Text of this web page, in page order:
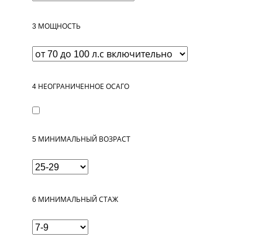
3 МОЩНОСТЬ
4 НЕОГРАНИЧЕННОЕ ОСАГО
5 МИНИМАЛЬНЫЙ ВОЗРАСТ
6 МИНИМАЛЬНЫЙ СТАЖ